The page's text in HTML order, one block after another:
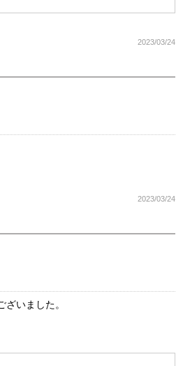
2023/03/24
2023/03/24
いました。